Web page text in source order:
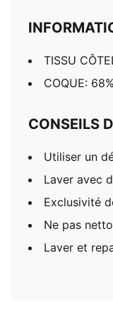
TISSU
COQUE:
CONSEILS
Utiliser un
Laver avec
Exclusivité
Ne pas
Laver et